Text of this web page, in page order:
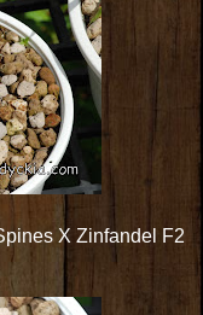
X Zinfandel F2